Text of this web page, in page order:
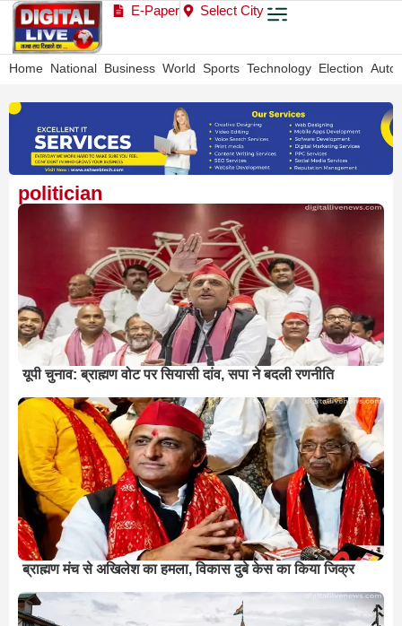
E-Paper Select City
Home National Business World Sports Technology Election Auto
politician
यूपी चुनाव: ब्राह्मण वोट पर सियासी दांव, सपा ने बदली रणनीति
ब्राह्मण मंच से अखिलेश का हमला, विकास दुबे केस का किया जिक्र